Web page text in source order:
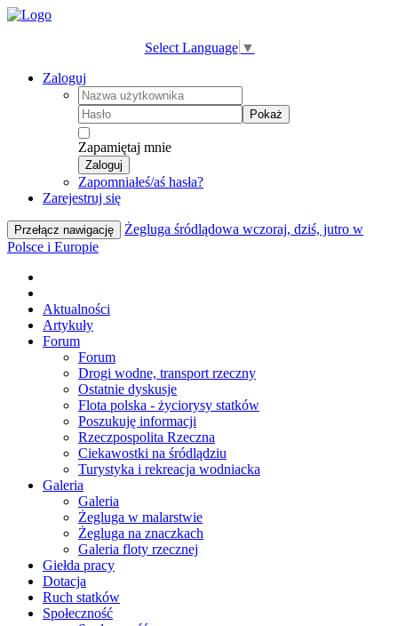
Select Language ▼
Zaloguj
Pokaż
Zapamiętaj mnie
Zaloguj
Zapomniałeś/aś hasła?
Zarejestruj się
Przełącz nawigację
Żegluga śródlądowa wczoraj, dziś, jutro w
Polsce i Europie
Aktualności
Artykuły
Forum
Forum
Drogi wodne, transport rzeczny
Ostatnie dyskusje
Flota polska - życiorysy statków
Poszukuję informacji
Rzeczpospolita Rzeczna
Ciekawostki na śródlądziu
Turystyka i rekreacja wodniacka
Galeria
Galeria
Żegluga w malarstwie
Żegluga na znaczkach
Galeria floty rzecznej
Giełda pracy
Dotacja
Ruch statków
Społeczność